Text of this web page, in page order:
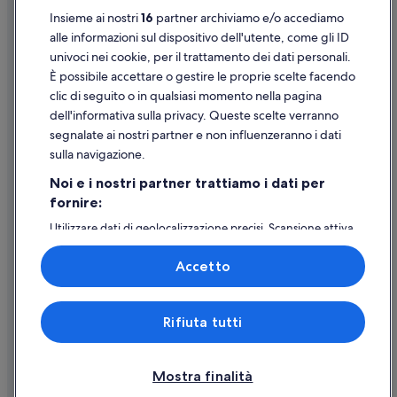
Stazione di Torino-Porta Susa: hotel nelle vicinanze
Torino: hotel
Ospedale Molinette: hotel nelle vicinanze
Pinacoteca Agnelli: hotel nelle vicinanze
Santa Rita: hotel
Chiesa Santa Rita da Cascia: hotel nelle vicinanze
Stazione di Torino Porta Nuova: hotel nelle vicinanze
Borgo Filadelfia: hotel
Mirafiori: hotel
Centro storico: hotel
Supporto
Assistenza clienti
Contattaci
Come cancellare un volo
Come modificare la prenotazione di un hotel o una casa vacanze
Utilizzare un coupon Expedia
Documenti per i viaggi internazionali
© 2026 Expedia, Inc., una società di Expedia Group. Tutti i diritti riservati.
Expedia e il logo di Expedia sono marchi registrati o marchi di Expedia,
Insieme ai nostri16 partner archiviamo e/o accediamo
alle informazioni sul dispositivo dell'utente, come gli ID
univoci nei cookie, per il trattamento dei dati personali.
È possibile accettare o gestire le proprie scelte facendo
clic di seguito o in qualsiasi momento nella pagina
dell'informativa sulla privacy. Queste scelte verranno
segnalate ai nostri partner e non influenzeranno i dati
sulla navigazione.
Noi e i nostri partner trattiamo i dati per
fornire:
Utilizzare dati di geolocalizzazione precisi. Scansione attiva
delle caratteristiche del dispositivo ai fini
dell’identificazione. Archiviare informazioni su dispositivo
e/o accedervi. Pubblicità e contenuti personalizzati,
misurazione delle prestazioni dei contenuti e degli
annunci, ricerche sul pubblico, sviluppo di servizi.
Elenco dei partner (fornitori)
Mostra finalità
Rifiuta tutti
Accetto